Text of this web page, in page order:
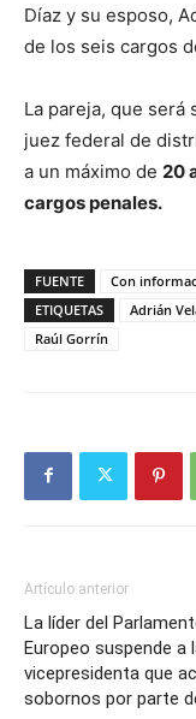
Díaz y su esposo,
de los seis cargos
La pareja, que será
juez federal de
a un máximo de 20
cargos penales.
FUENTE
Con
ETIQUETAS
Adrián
Raúl Gorrín
Artículo anterior
La líder del
Europeo suspende a
vicepresidenta que
sobornos por parte